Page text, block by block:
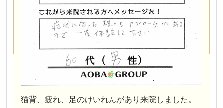
猫背、疲れ、足のけいれんがあり来院しました。